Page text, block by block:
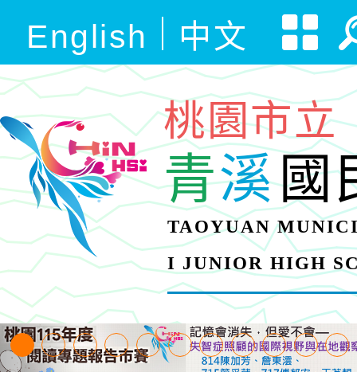
English 中文
桃園市立
青溪國
TAOYUAN
I JUNIOR HIGH